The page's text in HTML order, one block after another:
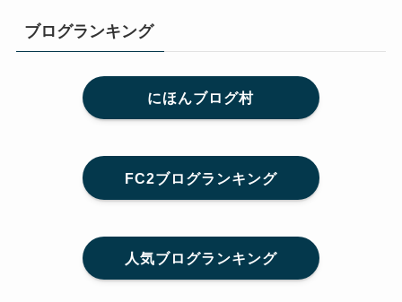
ブログランキング
にほんブログ村
FC2ブログランキング
人気ブログランキング